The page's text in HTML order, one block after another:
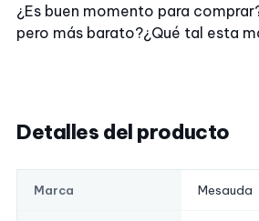
¿Es buen momento para
pero más barato?¿Qué tal esta
Detalles del producto
Marca Mesauda